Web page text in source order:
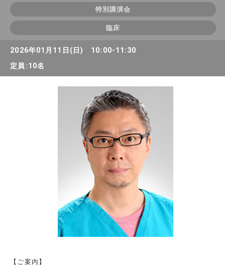
特別講演会
臨床
2026年01月11日(日) 10:00-11:30
定員:10名
【ご案内】